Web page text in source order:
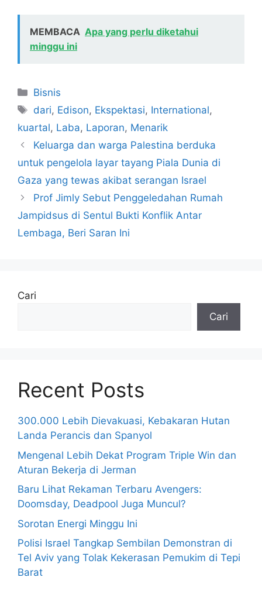
MEMBACA Apa yang perlu diketahui
minggu ini
Kategori
Bisnis
Tag
dari, Edison, Ekspektasi, International,
kuartal, Laba, Laporan, Menarik
Keluarga dan warga Palestina berduka
untuk pengelola layar tayang Piala Dunia di
Gaza yang tewas akibat serangan Israel
Prof Jimly Sebut Penggeledahan Rumah
Jampidsus di Sentul Bukti Konflik Antar
Lembaga, Beri Saran Ini
Cari
Cari
Recent Posts
300.000 Lebih Dievakuasi, Kebakaran Hutan
Landa Perancis dan Spanyol
Mengenal Lebih Dekat Program Triple Win dan
Aturan Bekerja di Jerman
Baru Lihat Rekaman Terbaru Avengers:
Doomsday, Deadpool Juga Muncul?
Sorotan Energi Minggu Ini
Polisi Israel Tangkap Sembilan Demonstran di
Tel Aviv yang Tolak Kekerasan Pemukim di Tepi
Barat